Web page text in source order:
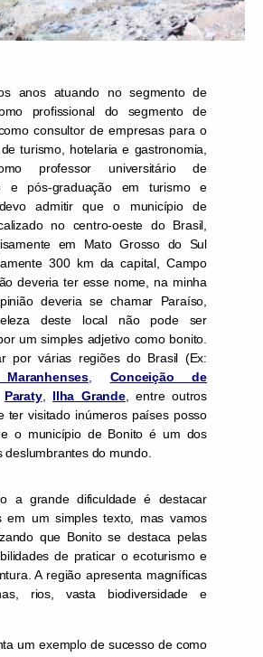
anos atuando no segmento de
profissional do segmento de
consultor de empresas para o
turismo, hotelaria e gastronomia,
professor universitário de
e pós-graduação em turismo e
admitir que o município de
no centro-oeste do Brasil,
em Mato Grosso do Sul
300 km da capital, Campo
deveria ter esse nome, na minha
deveria se chamar Paraíso,
deste local não pode ser
um simples adjetivo como bonito.
por várias regiões do Brasil (Ex:
, Conceição de
Paraty, Ilha Grande, entre outros
ter visitado inúmeros países posso
o município de Bonito é um dos
deslumbrantes do mundo.
a grande dificuldade é destacar
em um simples texto, mas vamos
que Bonito se destaca pelas
de praticar o ecoturismo e
A região apresenta magníficas
rios, vasta biodiversidade e
um exemplo de sucesso de como